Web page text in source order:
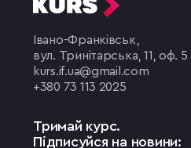
Івано-Франківськ,
вул. Тринітарська, 11, оф. 5
kurs.if.ua@gmail.com
+380 73 113 2025
Тримай курс.
Підписуйся на новини: